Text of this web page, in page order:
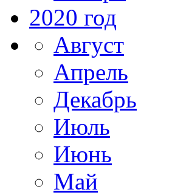
2020 год
Август
Апрель
Декабрь
Июль
Июнь
Май